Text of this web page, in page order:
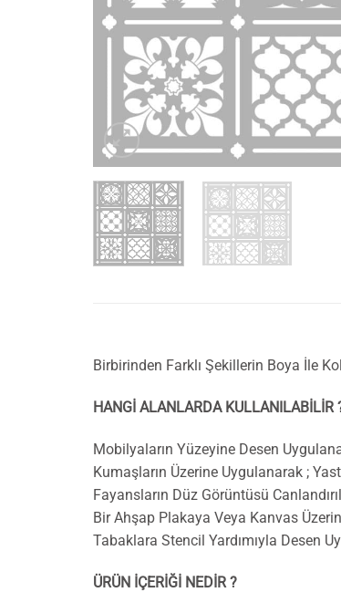
Birbirinden Farklı Şekillerin Boya İle
HANGİ ALANLARDA KULLANILABİLİR
Mobilyaların Yüzeyine Desen
Kumaşların Üzerine Uygulanarak ;
Fayansların Düz Görüntüsü
Bir Ahşap Plakaya Veya Kanvas
Tabaklara Stencil Yardımıyla Desen
ÜRÜN İÇERİĞİ NEDİR ?